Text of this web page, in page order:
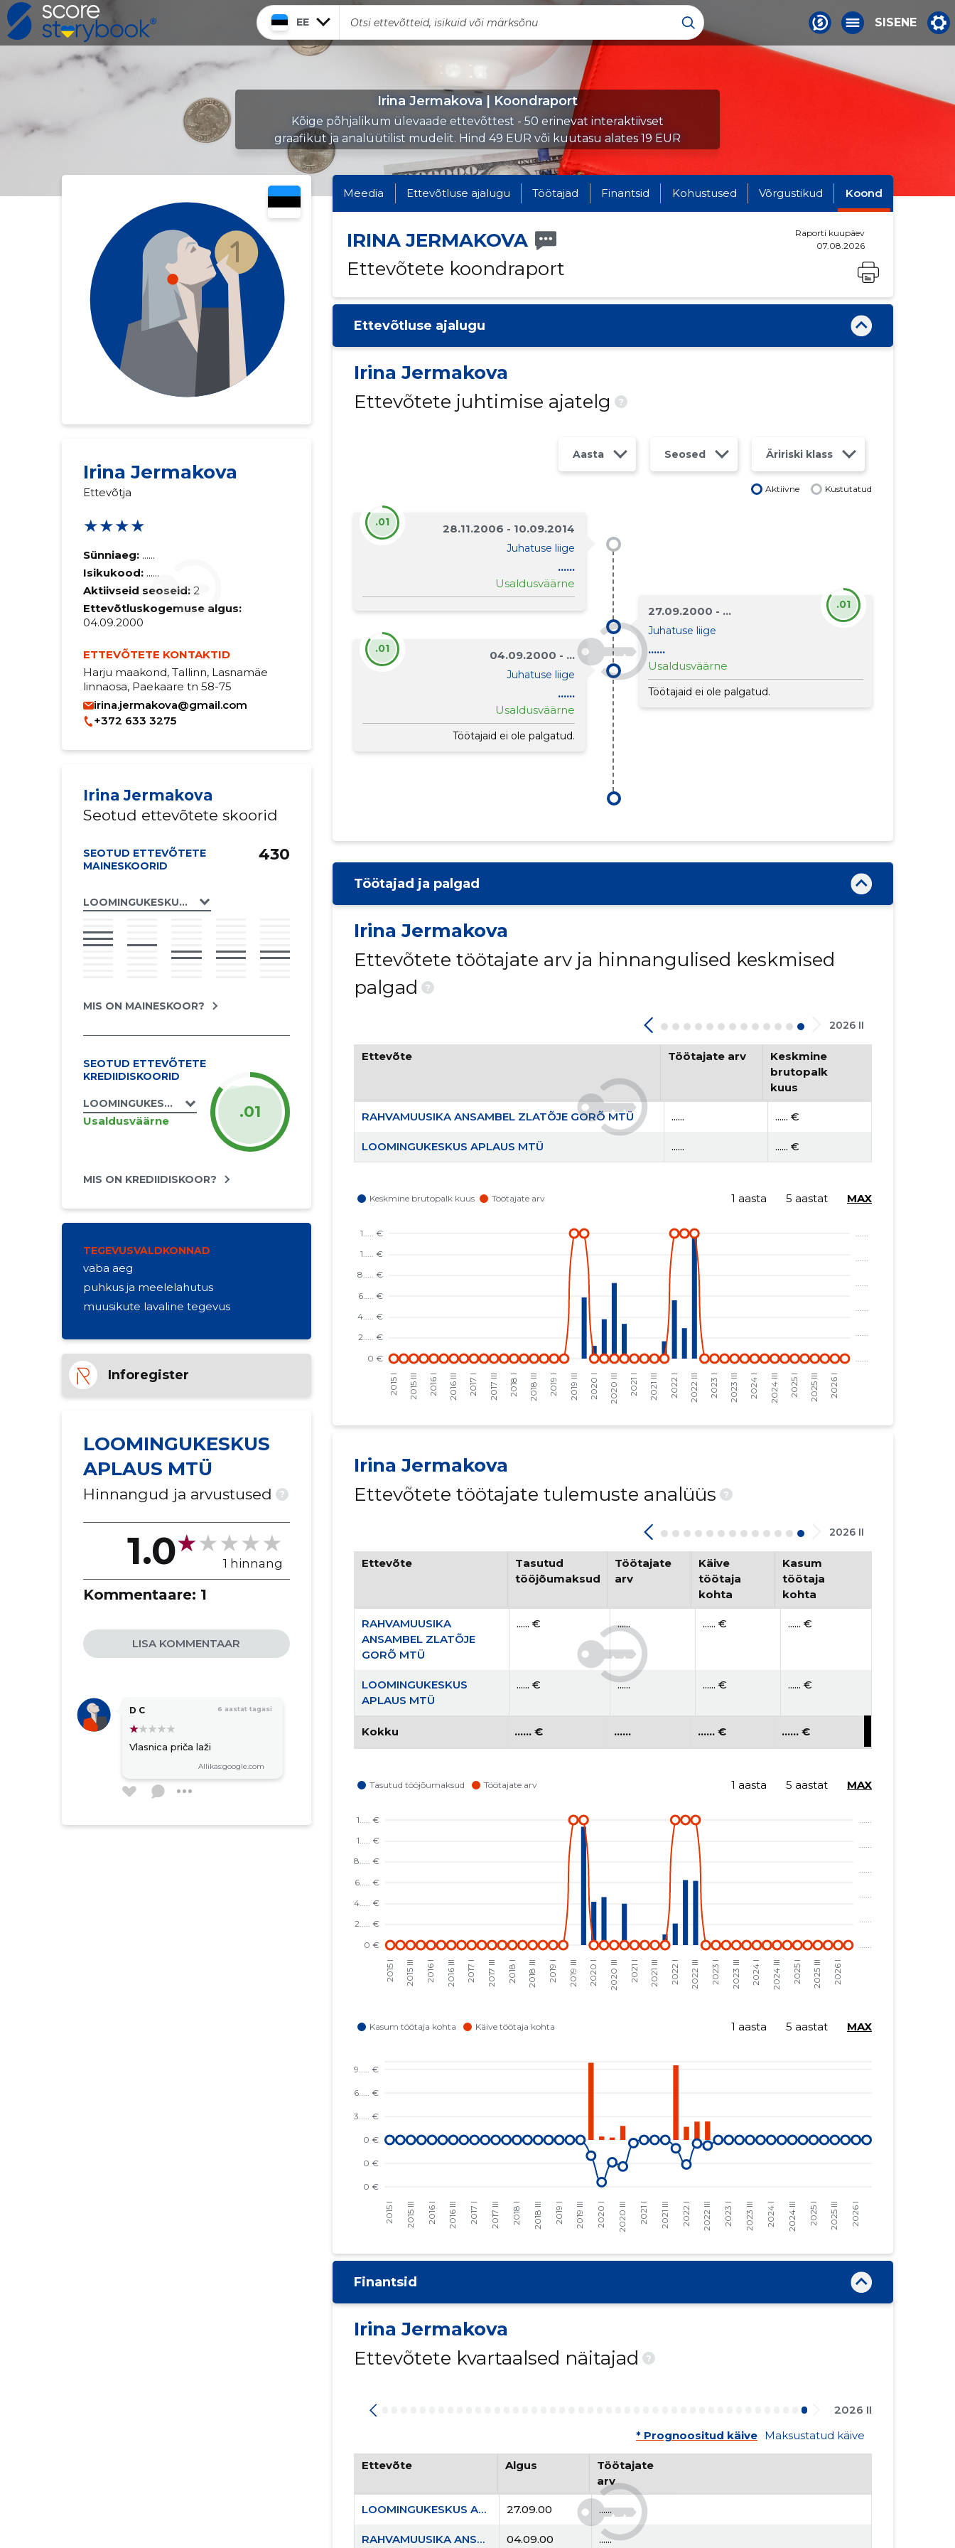
EE SISENE
Irina Jermakova | Koondraport
Kõige põhjalikum ülevaade ettevõttest - 50 erinevat interaktiivset
graafikut ja analüütilist mudelit. Hind 49 EUR või kuutasu alates 19 EUR
Irina Jermakova
Ettevõtja
★★★★
Sünniaeg: ......
Isikukood: ......
Aktiivseid seoseid: 2
Ettevõtluskogemuse algus:
04.09.2000
ETTEVÕTETE KONTAKTID
Harju maakond, Tallinn, Lasnamäe
linnaosa, Paekaare tn 58-75
irina.jermakova@gmail.com
+372 633 3275
Irina Jermakova
Seotud ettevõtete skoorid
SEOTUD ETTEVÕTETE
MAINESKOORID
LOOMINGUKESKUS APLAUS MTÜ
430
MIS ON MAINESKOOR?
SEOTUD ETTEVÕTETE
KREDIIDISKOORID
LOOMINGUKESKUS APLAUS MTÜ
Usaldusväärne .01
MIS ON KREDIIDISKOOR?
TEGEVUSVALDKONNAD
vaba aeg
puhkus ja meelelahutus
muusikute lavaline tegevus
Inforegister
LOOMINGUKESKUS
APLAUS MTÜ
Hinnangud ja arvustused ?
1.0 1 hinnang
Kommentaare: 1
LISA KOMMENTAAR
D C 6 aastat tagasi
Vlasnica priča laži
Allikas:google.com
Meedia Ettevõtluse ajalugu Töötajad Finantsid Kohustused Võrgustikud Koond
IRINA JERMAKOVA
Ettevõtete koondraport
Raporti kuupäev
07.08.2026
Ettevõtluse ajalugu
Irina Jermakova
Ettevõtete juhtimise ajatelg
?
Aasta Seosed Äririski klass
Aktiivne Kustutatud
28.11.2006 - 10.09.2014
Juhatuse liige
......
Usaldusväärne
.01
27.09.2000 - ...
Juhatuse liige
......
Usaldusväärne
Töötajaid ei ole palgatud.
.01
04.09.2000 - ...
Juhatuse liige
......
Usaldusväärne
Töötajaid ei ole palgatud.
.01
Töötajad ja palgad
Irina Jermakova
Ettevõtete töötajate arv ja hinnangulised keskmised
palgad
?
2026 II
Ettevõte Töötajate arv
Keskmine
brutopalk
kuus
RAHVAMUUSIKA ANSAMBEL ZLATÕJE GORÕ MTÜ ...... ...... €
LOOMINGUKESKUS APLAUS MTÜ ...... ...... €
1 aasta 5 aastat MAX
Irina Jermakova
Ettevõtete töötajate tulemuste analüüs
?
2026 II
Ettevõte
Tasutud
tööjõumaksud
Töötajate
arv
Käive
töötaja
kohta
Kasum
töötaja
kohta
RAHVAMUUSIKA
ANSAMBEL ZLATÕJE
GORÕ MTÜ
...... € ...... ...... € ...... €
LOOMINGUKESKUS
APLAUS MTÜ
...... € ...... ...... € ...... €
Kokku ...... € ...... ...... € ...... €
1 aasta 5 aastat MAX
1 aasta 5 aastat MAX
Finantsid
Irina Jermakova
Ettevõtete kvartaalsed näitajad
?
2026 II
* Prognoositud käive Maksustatud käive
Ettevõte Algus
Töötajate
arv
LOOMINGUKESKUS APLAUS MTÜ 27.09.00 ......
RAHVAMUUSIKA ANSAMBEL ZLATÕJE GORÕ MTÜ 04.09.00 ......